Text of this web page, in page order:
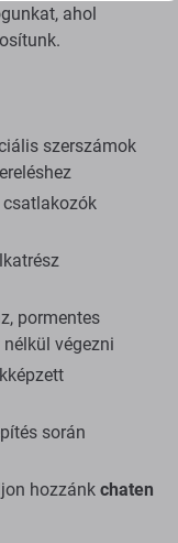
ahol
szerszámok
csatlakozók
pormentes
végezni
során
hozzánk chaten